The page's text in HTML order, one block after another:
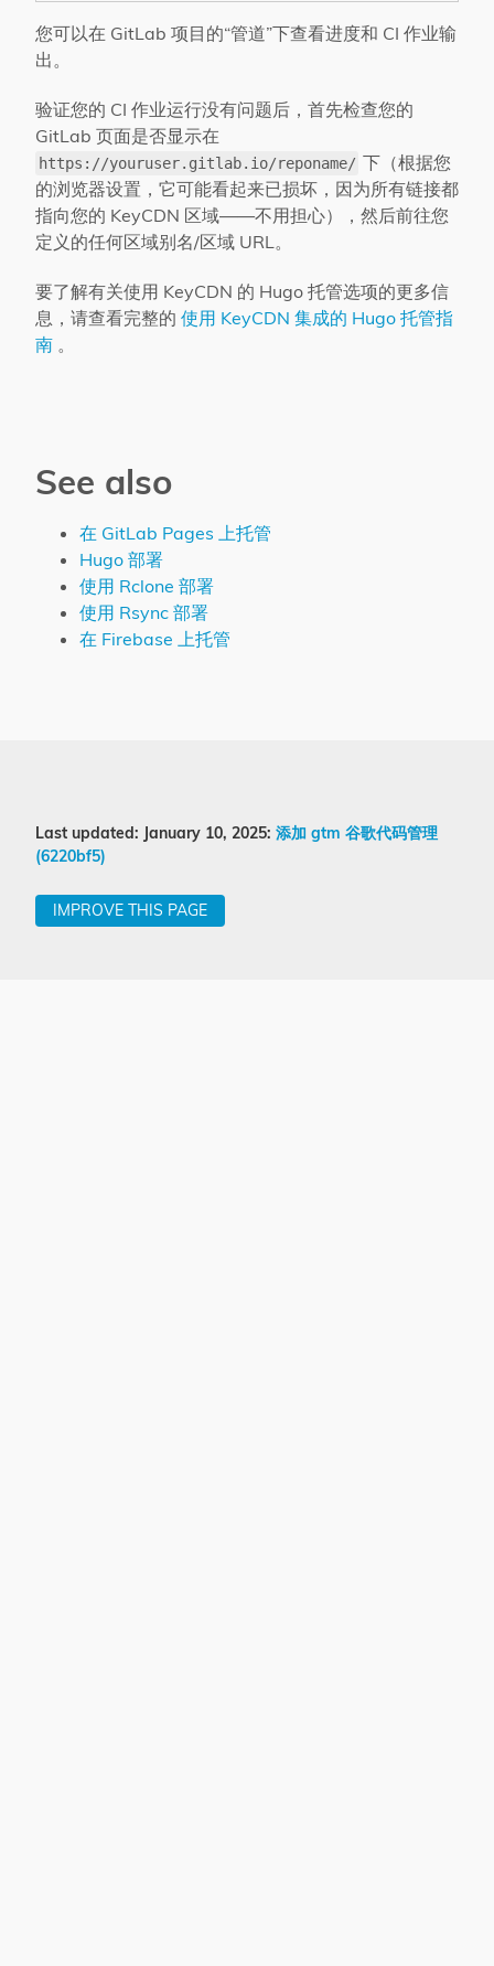
您可以在 GitLab 项目的“管道”下查看进度和 CI 作业输
出。
验证您的 CI 作业运行没有问题后，首先检查您的
GitLab 页面是否显示在
https://youruser.gitlab.io/reponame/ 下（根据您
的浏览器设置，它可能看起来已损坏，因为所有链接都
指向您的 KeyCDN 区域——不用担心），然后前往您
定义的任何区域别名/区域 URL。
要了解有关使用 KeyCDN 的 Hugo 托管选项的更多信
息，请查看完整的 使用 KeyCDN 集成的 Hugo 托管指
南 。
See also
在 GitLab Pages 上托管
Hugo 部署
使用 Rclone 部署
使用 Rsync 部署
在 Firebase 上托管
Last updated: January 10, 2025: 添加 gtm 谷歌代码管理
(6220bf5)
IMPROVE THIS PAGE